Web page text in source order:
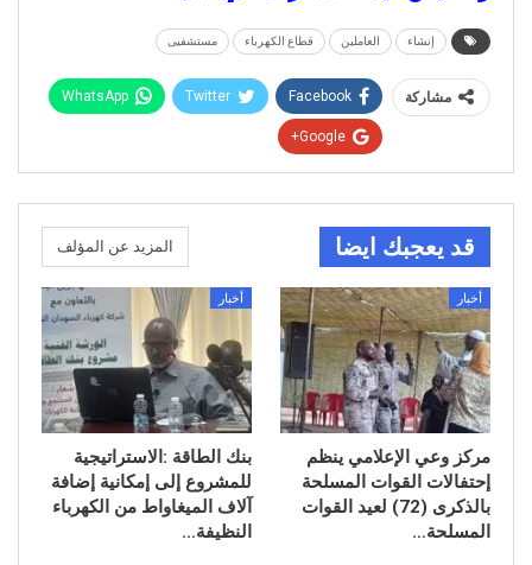
إنشاء العاملين قطاع الكهرباء مستشفيى
مشاركة Facebook
Twitter
WhatsApp
Google+
قد يعجبك ايضا المزيد عن المؤلف
أخبار
مركز وعي الإعلامي ينظم
إحتفالات القوات المسلحة
بالذكرى (72) لعيد القوات
المسلحة…
أخبار
بنك الطاقة :الاستراتيجية
للمشروع إلى إمكانية إضافة
آلاف الميغاواط من الكهرباء
النظيفة…